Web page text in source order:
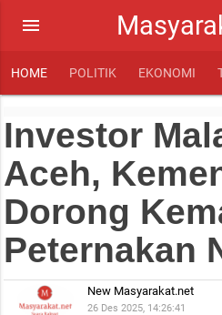
menu
HOME POLITIK EKONOMI
Investor
Aceh,
Dorong
Peternakan
New Masyarakat.net
26 Des 2025, 14:26:41